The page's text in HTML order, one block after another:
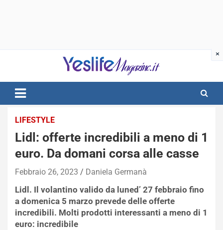
notizie di intrattenimento
LIFESTYLE
Lidl: offerte incredibili a meno di 1
euro. Da domani corsa alle casse
Febbraio 26, 2023 Daniela Germanà
Lidl. Il volantino valido da luned’ 27 febbraio fino
a domenica 5 marzo prevede delle offerte
incredibili. Molti prodotti interessanti a meno di 1
euro: incredibile